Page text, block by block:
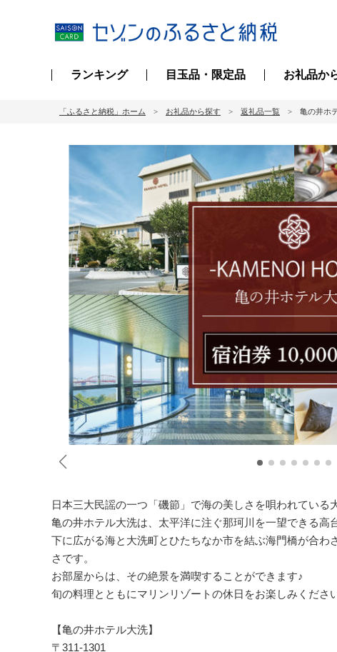
ランキング 目玉品・限定品 お礼品か
「ふるさと納税」ホーム お礼品から探す 返礼品一覧 亀の井ホ
日本三大民謡の一つ「磯節」で海の美しさを唄われている
亀の井ホテル大洗は、太平洋に注ぐ那珂川を一望できる高
下に広がる海と大洗町とひたちなか市を結ぶ海門橋が合わ
さです。
お部屋からは、その絶景を満喫することができます♪
旬の料理とともにマリンリゾートの休日をお楽しみください
【亀の井ホテル大洗】
〒311-1301